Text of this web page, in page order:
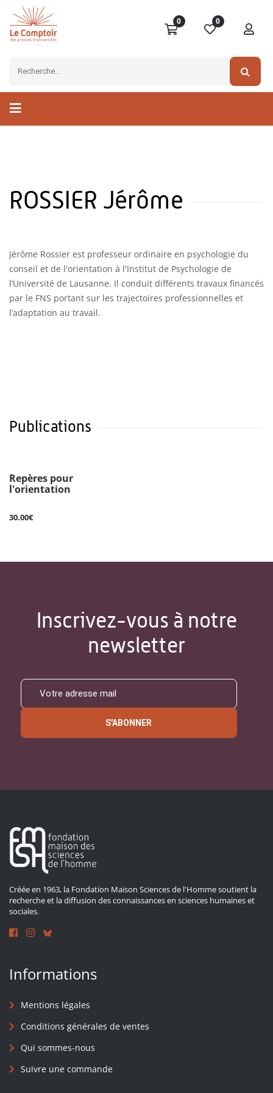
0 0
ROSSIER Jérôme
Jérôme Rossier est professeur ordinaire en psychologie du
conseil et de l'orientation à l'Institut de Psychologie de
l’Université de Lausanne. Il conduit différents travaux financés
par le FNS portant sur les trajectoires professionnelles et
l’adaptation au travail.
Publications
Repères pour
l'orientation
30.00€
Inscrivez-vous à notre
newsletter
S'ABONNER
Créée en 1963, la Fondation Maison Sciences de l'Homme soutient la
recherche et la diffusion des connaissances en sciences humaines et
sociales.
Informations
Mentions légales
Conditions générales de ventes
Qui sommes-nous
Suivre une commande